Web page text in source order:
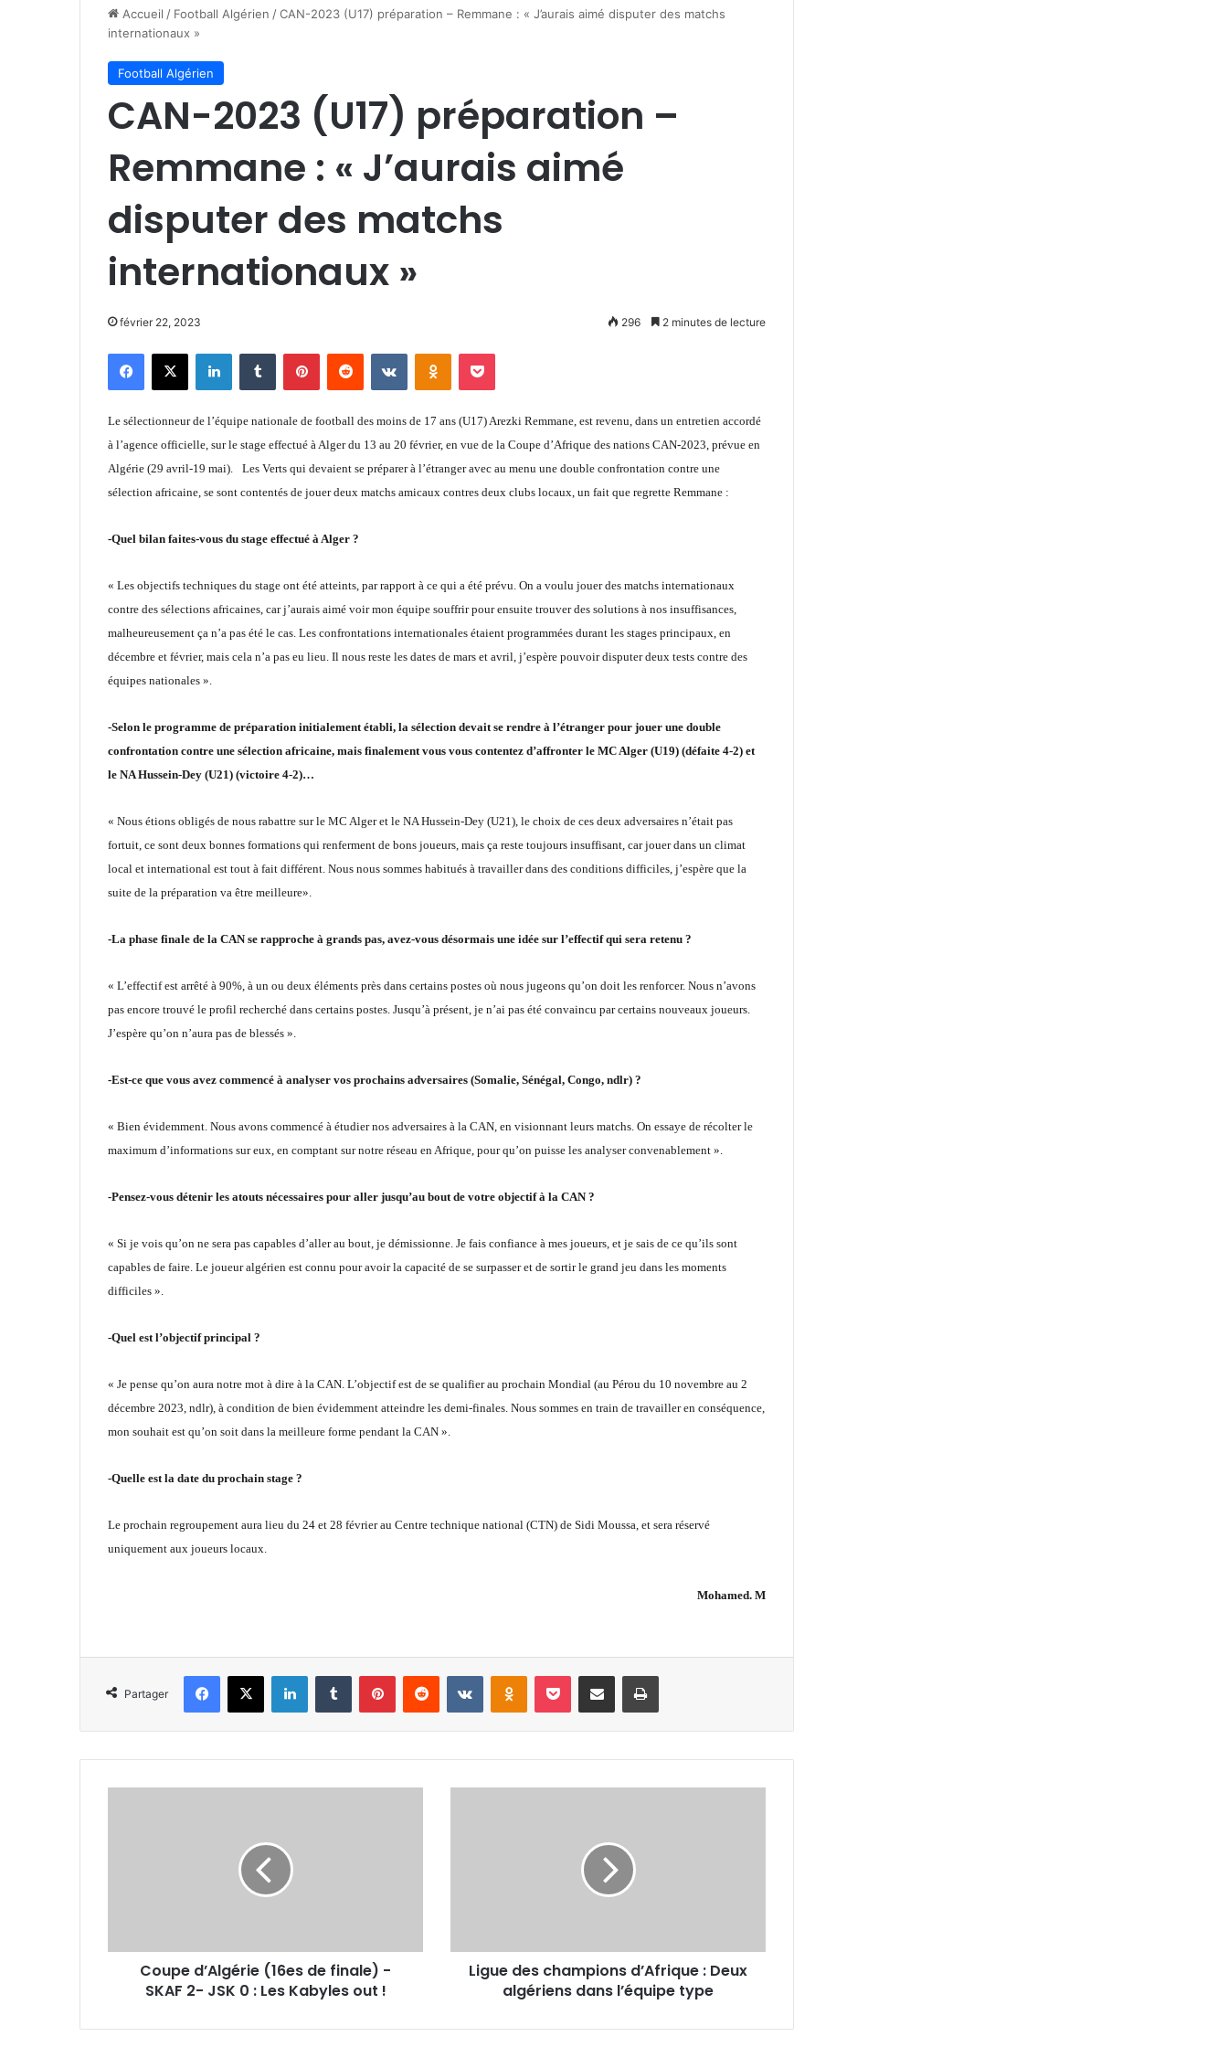
Accueil / Football Algérien /CAN-2023 (U17) préparation – Remmane : « J’aurais aimé disputer des matchs
internationaux »
Football Algérien
CAN-2023 (U17) préparation –
Remmane : « J’aurais aimé
disputer des matchs
internationaux »
février 22, 2023 296 2 minutes de lecture
Facebook
X LinkedinTumblr PinterestReddit VKontakteOdnoklassniki
Pocket
Le sélectionneur de l’équipe nationale de football des moins de 17 ans (U17) Arezki Remmane, est revenu, dans un entretien accordé
à l’agence officielle, sur le stage effectué à Alger du 13 au 20 février, en vue de la Coupe d’Afrique des nations CAN-2023, prévue en
Algérie (29 avril-19 mai). Les Verts qui devaient se préparer à l’étranger avec au menu une double confrontation contre une
sélection africaine, se sont contentés de jouer deux matchs amicaux contres deux clubs locaux, un fait que regrette Remmane :
-Quel bilan faites-vous du stage effectué à Alger ?
« Les objectifs techniques du stage ont été atteints, par rapport à ce qui a été prévu. On a voulu jouer des matchs internationaux
contre des sélections africaines, car j’aurais aimé voir mon équipe souffrir pour ensuite trouver des solutions à nos insuffisances,
malheureusement ça n’a pas été le cas. Les confrontations internationales étaient programmées durant les stages principaux, en
décembre et février, mais cela n’a pas eu lieu. Il nous reste les dates de mars et avril, j’espère pouvoir disputer deux tests contre des
équipes nationales ».
-Selon le programme de préparation initialement établi, la sélection devait se rendre à l’étranger pour jouer une double
confrontation contre une sélection africaine, mais finalement vous vous contentez d’affronter le MC Alger (U19) (défaite 4-2) et
le NA Hussein-Dey (U21) (victoire 4-2)…
« Nous étions obligés de nous rabattre sur le MC Alger et le NA Hussein-Dey (U21), le choix de ces deux adversaires n’était pas
fortuit, ce sont deux bonnes formations qui renferment de bons joueurs, mais ça reste toujours insuffisant, car jouer dans un climat
local et international est tout à fait différent. Nous nous sommes habitués à travailler dans des conditions difficiles, j’espère que la
suite de la préparation va être meilleure».
-La phase finale de la CAN se rapproche à grands pas, avez-vous désormais une idée sur l’effectif qui sera retenu ?
« L’effectif est arrêté à 90%, à un ou deux éléments près dans certains postes où nous jugeons qu’on doit les renforcer. Nous n’avons
pas encore trouvé le profil recherché dans certains postes. Jusqu’à présent, je n’ai pas été convaincu par certains nouveaux joueurs.
J’espère qu’on n’aura pas de blessés ».
-Est-ce que vous avez commencé à analyser vos prochains adversaires (Somalie, Sénégal, Congo, ndlr) ?
« Bien évidemment. Nous avons commencé à étudier nos adversaires à la CAN, en visionnant leurs matchs. On essaye de récolter le
maximum d’informations sur eux, en comptant sur notre réseau en Afrique, pour qu’on puisse les analyser convenablement ».
-Pensez-vous détenir les atouts nécessaires pour aller jusqu’au bout de votre objectif à la CAN ?
« Si je vois qu’on ne sera pas capables d’aller au bout, je démissionne. Je fais confiance à mes joueurs, et je sais de ce qu’ils sont
capables de faire. Le joueur algérien est connu pour avoir la capacité de se surpasser et de sortir le grand jeu dans les moments
difficiles ».
-Quel est l’objectif principal ?
« Je pense qu’on aura notre mot à dire à la CAN. L’objectif est de se qualifier au prochain Mondial (au Pérou du 10 novembre au 2
décembre 2023, ndlr), à condition de bien évidemment atteindre les demi-finales. Nous sommes en train de travailler en conséquence,
mon souhait est qu’on soit dans la meilleure forme pendant la CAN ».
-Quelle est la date du prochain stage ?
Le prochain regroupement aura lieu du 24 et 28 février au Centre technique national (CTN) de Sidi Moussa, et sera réservé
uniquement aux joueurs locaux.
Mohamed. M
Partager
Facebook
X LinkedinTumblr PinterestReddit VKontakteOdnoklassniki
Pocket Partager par email Imprimer
JSK
Kabyles
Coupe d’Algérie (16es de finale) -
SKAF 2- JSK 0 : Les Kabyles out !
l’équipe
typeLigue des champions d’Afrique : Deux
algériens dans l’équipe type